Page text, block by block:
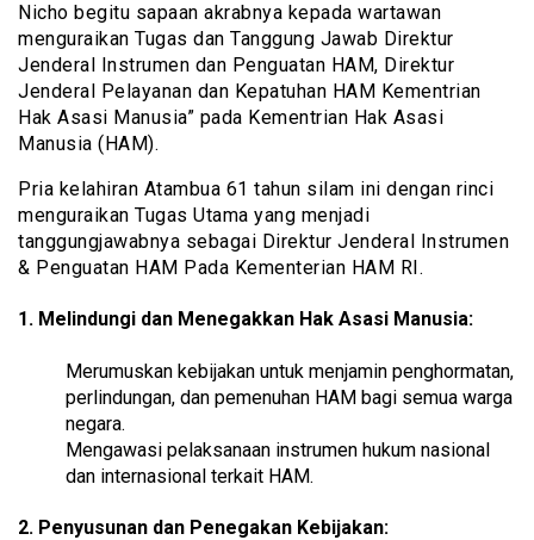
Nicho begitu sapaan akrabnya kepada wartawan
menguraikan Tugas dan Tanggung Jawab Direktur
Jenderal Instrumen dan Penguatan HAM, Direktur
Jenderal Pelayanan dan Kepatuhan HAM Kementrian
Hak Asasi Manusia” pada Kementrian Hak Asasi
Manusia (HAM).
Pria kelahiran Atambua 61 tahun silam ini dengan rinci
menguraikan Tugas Utama yang menjadi
tanggungjawabnya sebagai Direktur Jenderal Instrumen
& Penguatan HAM Pada Kementerian HAM RI.
1. Melindungi dan Menegakkan Hak Asasi Manusia:
Merumuskan kebijakan untuk menjamin penghormatan,
perlindungan, dan pemenuhan HAM bagi semua warga
negara.
Mengawasi pelaksanaan instrumen hukum nasional
dan internasional terkait HAM.
2. Penyusunan dan Penegakan Kebijakan: